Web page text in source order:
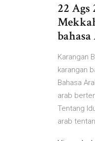
22
Karangan
karangan
Bahasa
arab
Tentang
arab